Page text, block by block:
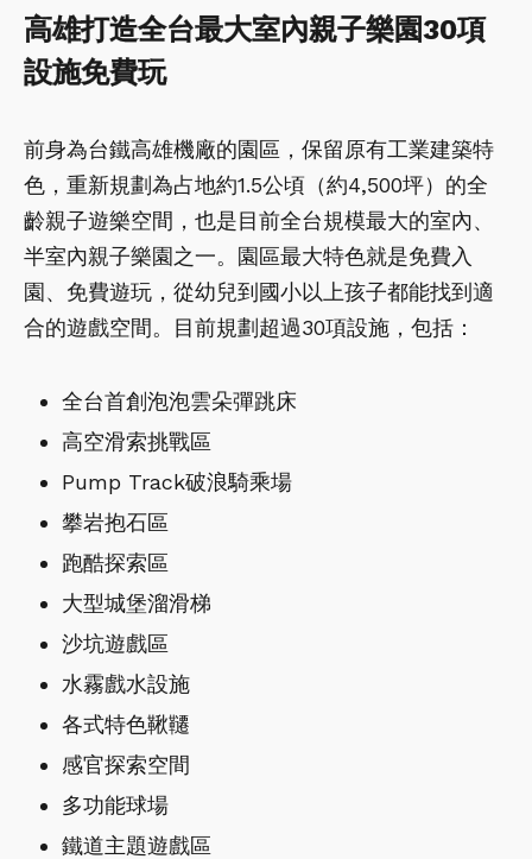
高雄打造全台最大室內親子樂園30項
設施免費玩
前身為台鐵高雄機廠的園區，保留原有工業建築特
色，重新規劃為占地約1.5公頃（約4,500坪）的全
齡親子遊樂空間，也是目前全台規模最大的室內、
半室內親子樂園之一。園區最大特色就是免費入
園、免費遊玩，從幼兒到國小以上孩子都能找到適
合的遊戲空間。目前規劃超過30項設施，包括：
全台首創泡泡雲朵彈跳床
高空滑索挑戰區
Pump Track破浪騎乘場
攀岩抱石區
跑酷探索區
大型城堡溜滑梯
沙坑遊戲區
水霧戲水設施
各式特色鞦韆
感官探索空間
多功能球場
鐵道主題遊戲區